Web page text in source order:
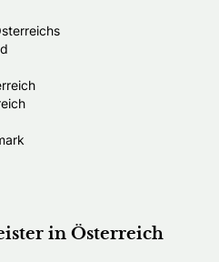
in Österreich